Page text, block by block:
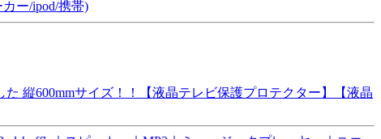
ー/ipod/携帯)
縦600mmサイズ！！【液晶テレビ保護プロテクター】【液晶